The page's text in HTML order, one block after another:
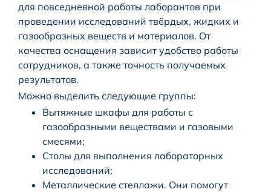
для повседневной работы лаборантов при
проведении исследований твёрдых, жидких и
газообразных веществ и материалов. От
качества оснащения зависит удобство работы
сотрудников, а также точность получаемых
результатов.
Можно выделить следующие группы:
Вытяжные шкафы для работы с
газообразными веществами и газовыми
смесями;
Столы для выполнения лабораторных
исследований;
Металлические стеллажи. Они помогут